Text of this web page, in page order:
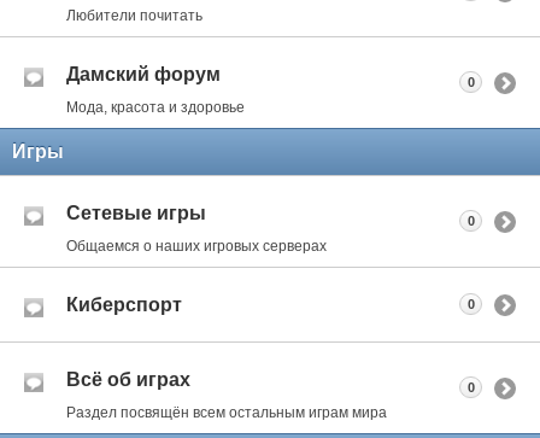
Любители почитать
Дамский форум
Мода, красота и здоровье
0
Игры
Сетевые игры
Общаемся о наших игровых серверах
0
Киберспорт 0
Всё об играх
Раздел посвящён всем остальным играм мира
0